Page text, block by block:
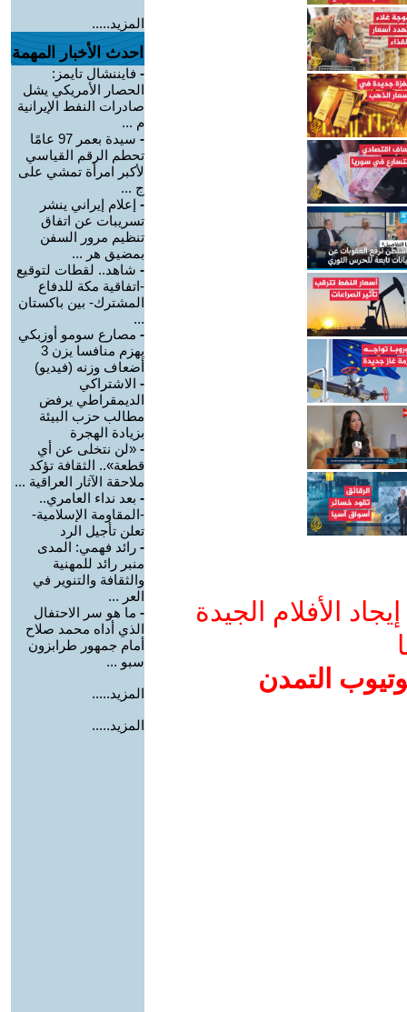
الأفلام الجيدة
التمدن
المزيد.....
احدث الأخبار المهمة
- فايننشال تايمز:
الحصار الأمريكي يشل
صادرات النفط الإيرانية
م ...
-
سيدة بعمر 97 عامًا
تحطم الرقم القياسي
لأكبر امرأة تمشي على
ج ...
- إعلام إيراني ينشر
تسريبات عن اتفاق
تنظيم مرور السفن
بمضيق هر ...
- شاهد.. لقطات لتوقيع
-اتفاقية مكة للدفاع
المشترك- بين باكستان
...
- مصارع سومو أوزبكي
يهزم منافسا يزن 3
أضعاف وزنه (فيديو)
- الاشتراكي
الديمقراطي يرفض
مطالب حزب البيئة
بزيادة الهجرة
- «لن نتخلى عن أي
قطعة».. الثقافة تؤكد
ملاحقة الآثار العراقية ...
- بعد نداء العامري..
-المقاومة الإسلامية-
تعلن تأجيل الرد
- رائد فهمي: المدى
منبر رائد للمهنية
والثقافة والتنوير في
العر ...
- ما هو سر الاحتفال
الذي أداه محمد صلاح
أمام جمهور طرابزون
سبو ...
المزيد.....
المزيد.....